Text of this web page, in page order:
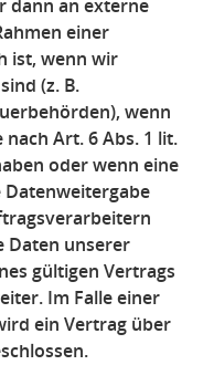
dann an externe
einer
ist, wenn wir
(z. B.
wenn
Art. 6 Abs. 1 lit.
oder wenn eine
Datenweitergabe
Daten unserer
gültigen Vertrags
Im Falle einer
ein Vertrag über